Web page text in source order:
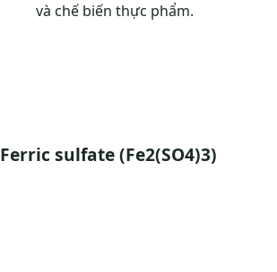
và chế biến thực phẩm.
Ferric sulfate (Fe2(SO4)3)